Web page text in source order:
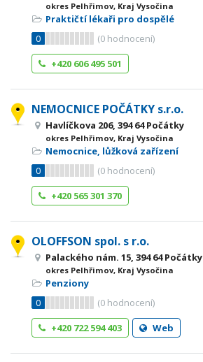
okres Pelhřimov, Kraj Vysočina
Praktičtí lékaři pro dospělé
0
(0 hodnocení)
+420 606 495 501
NEMOCNICE POČÁTKY s.r.o.
Havlíčkova 206, 394 64 Počátky
okres Pelhřimov, Kraj Vysočina
Nemocnice, lůžková zařízení
0
(0 hodnocení)
+420 565 301 370
OLOFFSON spol. s r.o.
Palackého nám. 15, 394 64 Počátky
okres Pelhřimov, Kraj Vysočina
Penziony
0
(0 hodnocení)
+420 722 594 403
Web